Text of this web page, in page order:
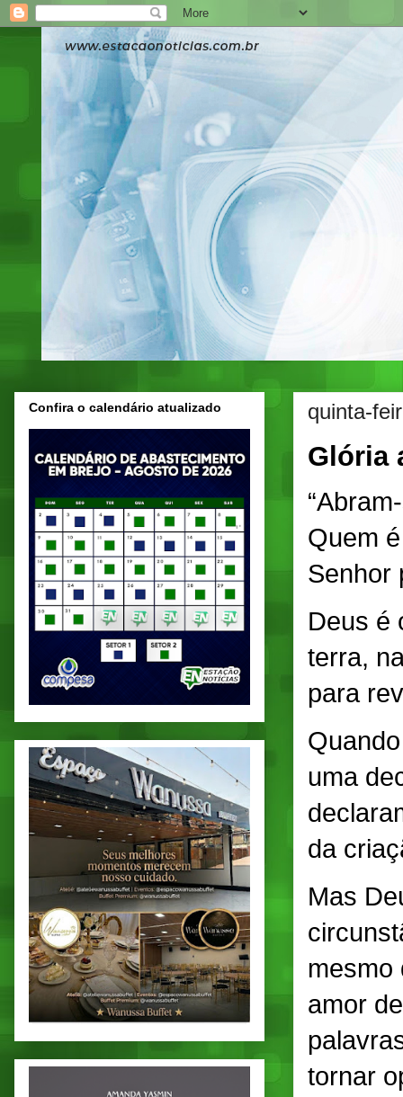
quinta-
Glória
Quem
Senhor
Deus é
terra,
para
uma
da
Mas
mesmo
amor
tornar
Confira o calendário atualizado